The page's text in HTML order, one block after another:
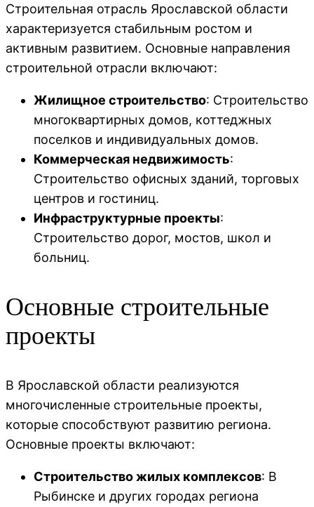
Строительная отрасль Ярославской области
характеризуется стабильным ростом и
активным развитием. Основные направления
строительной отрасли включают:
Жилищное строительство: Строительство
многоквартирных домов, коттеджных
поселков и индивидуальных домов.
Коммерческая недвижимость:
Строительство офисных зданий, торговых
центров и гостиниц.
Инфраструктурные проекты:
Строительство дорог, мостов, школ и
больниц.
Основные строительные
проекты
В Ярославской области реализуются
многочисленные строительные проекты,
которые способствуют развитию региона.
Основные проекты включают:
Строительство жилых комплексов: В
Рыбинске и других городах региона